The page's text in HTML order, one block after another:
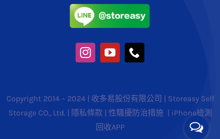
Copyright 2014 – 2024 | 收多易股份有限公司 | Storeasy Self
Storage CO., Ltd. | 隱私條款 | 性騷擾防治措施 | iPhone檢測
回收APP